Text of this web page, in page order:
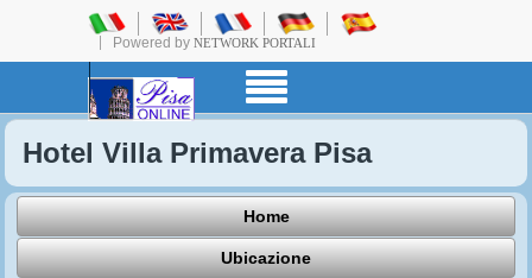
Powered by NETWORK PORTALI
Hotel Villa Primavera Pisa
Home
Ubicazione